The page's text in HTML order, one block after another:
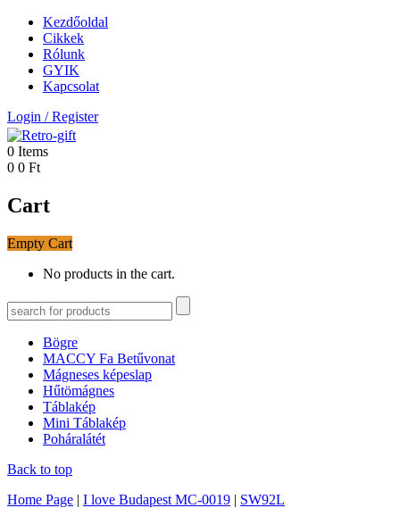
Kezdőoldal
Cikkek
Rólunk
GYIK
Kapcsolat
Login /Register
0 Items
0 0 Ft
Cart
Empty Cart
No products in the cart.
Bögre
MACCY Fa Betűvonat
Mágneses képeslap
Hűtömágnes
Táblakép
Mini Táblakép
Poháralátét
Back to top
Home Page | I love Budapest MC-0019 | SW92L